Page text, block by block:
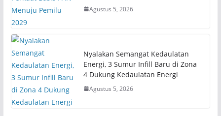
Agustus 5, 2026
Nyalakan Semangat Kedaulatan
Energi, 3 Sumur Infill Baru di Zona
4 Dukung Kedaulatan Energi
Agustus 5, 2026